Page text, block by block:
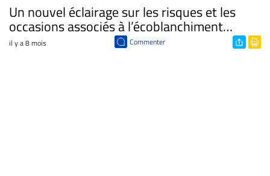
Un nouvel éclairage sur les risques et les
occasions associés à l’écoblanchiment…
il y a 8 mois Commenter